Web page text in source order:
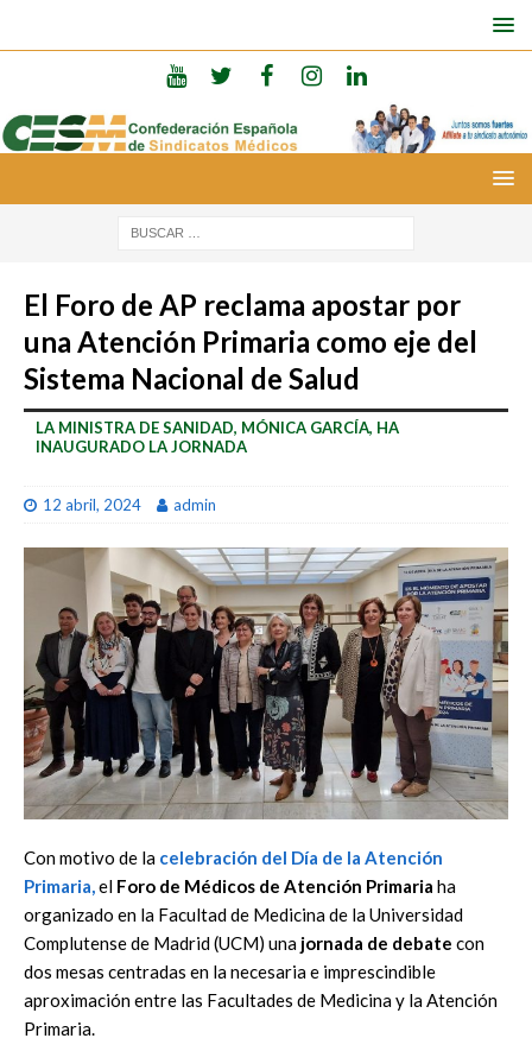
El Foro de AP reclama apostar por
una Atención Primaria como eje del
Sistema Nacional de Salud
LA MINISTRA DE SANIDAD, MÓNICA GARCÍA, HA
INAUGURADO LA JORNADA
12 abril, 2024 admin
Con motivo de la celebración del Día de la Atención
Primaria,el Foro de Médicos de Atención Primaria ha
organizado en la Facultad de Medicina de la Universidad
Complutense de Madrid (UCM) una jornada de debate con
dos mesas centradas en la necesaria e imprescindible
aproximación entre las Facultades de Medicina y la Atención
Primaria.